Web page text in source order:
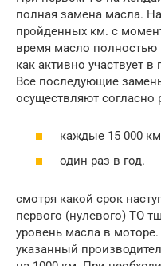
полная замена масла.
пройденных км. с
время масло полностью
как активно участвует
Все последующие
осуществляют согласно
каждые 15 000
один раз в год.
смотря какой срок
первого (нулевого) ТО
уровень масла в
указанный